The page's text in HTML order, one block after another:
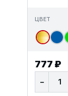
ЦВЕТ
777 ₽
−